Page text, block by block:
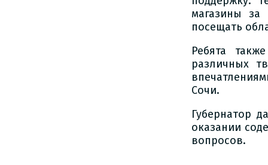
магазины за
посещать
Ребята
различных
Сочи.
Губернатор
оказании
вопросов.